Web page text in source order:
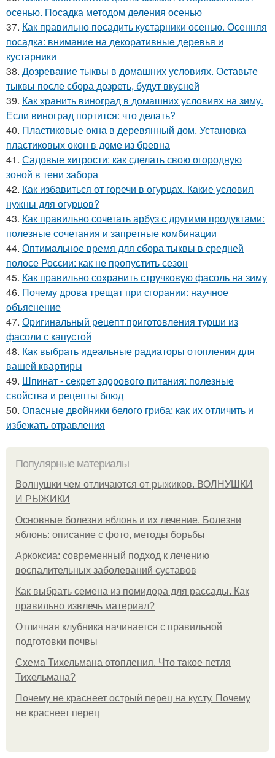
осенью. Посадка методом деления осенью
37. Как правильно посадить кустарники осенью. Осенняя
посадка: внимание на декоративные деревья и
кустарники
38. Дозревание тыквы в домашних условиях. Оставьте
тыквы после сбора дозреть, будут вкусней
39. Как хранить виноград в домашних условиях на зиму.
Если виноград портится: что делать?
40. Пластиковые окна в деревянный дом. Установка
пластиковых окон в доме из бревна
41. Садовые хитрости: как сделать свою огородную
зоной в тени забора
42. Как избавиться от горечи в огурцах. Какие условия
нужны для огурцов?
43. Как правильно сочетать арбуз с другими продуктами:
полезные сочетания и запретные комбинации
44. Оптимальное время для сбора тыквы в средней
полосе России: как не пропустить сезон
45. Как правильно сохранить стручковую фасоль на зиму
46. Почему дрова трещат при сгорании: научное
объяснение
47. Оригинальный рецепт приготовления турши из
фасоли с капустой
48. Как выбрать идеальные радиаторы отопления для
вашей квартиры
49. Шпинат - секрет здорового питания: полезные
свойства и рецепты блюд
50. Опасные двойники белого гриба: как их отличить и
избежать отравления
Популярные материалы
Волнушки чем отличаются от рыжиков. ВОЛНУШКИ
И РЫЖИКИ
Основные болезни яблонь и их лечение. Болезни
яблонь: описание с фото, методы борьбы
Аркоксиа: современный подход к лечению
воспалительных заболеваний суставов
Как выбрать семена из помидора для рассады. Как
правильно извлечь материал?
Отличная клубника начинается с правильной
подготовки почвы
Схема Тихельмана отопления. Что такое петля
Тихельмана?
Почему не краснеет острый перец на кусту. Почему
не краснеет перец